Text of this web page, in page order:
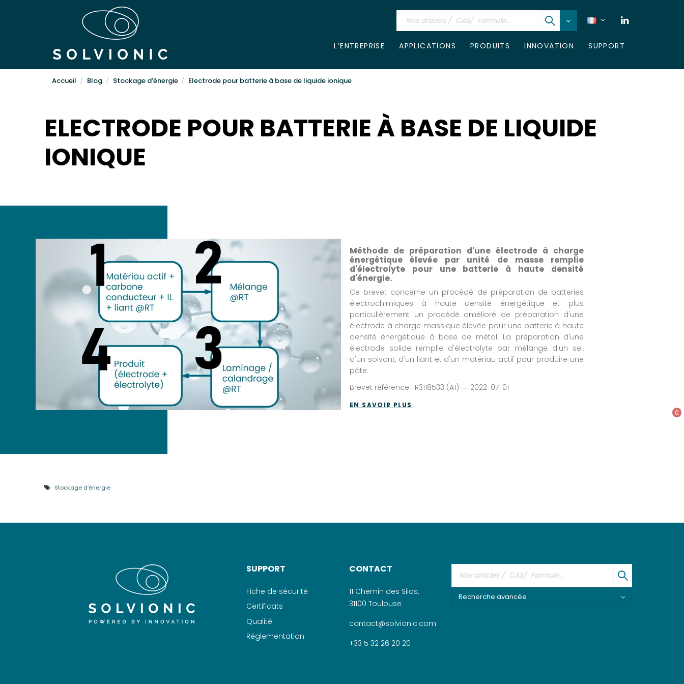
0
L’ENTREPRISE APPLICATIONS PRODUITS INNOVATION SUPPORT
Accueil Blog Stockage d’énergie Electrode pour batterie à base de liquide ionique
ELECTRODE POUR BATTERIE À BASE DE LIQUIDE
IONIQUE
Méthode de préparation d'une électrode à charge
énergétique élevée par unité de masse remplie
d'électrolyte pour une batterie à haute densité
d'énergie.
Ce brevet concerne un procédé de préparation de batteries
électrochimiques à haute densité énergétique et plus
particulièrement un procédé amélioré de préparation d'une
électrode à charge massique élevée pour une batterie à haute
densité énergétique à base de métal. La préparation d'une
électrode solide remplie d'électrolyte par mélange d'un sel,
d'un solvant, d'un liant et d'un matériau actif pour produire une
pâte.
Brevet référence FR3118533 (A1) ― 2022-07-01
EN SAVOIR PLUS
Stockage d’énergie
SUPPORT
Fiche de sécurité
Certificats
Qualité
Réglementation
CONTACT
11 Chemin des Silos,
31100 Toulouse
contact@solvionic.com
+33 5 32 26 20 20
Recherche avancée